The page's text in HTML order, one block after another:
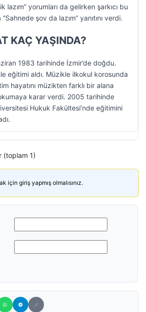
lazım” yorumları da gelirken şarkıcı bu
şov da lazım” yanıtını verdi.
KAÇ YAŞINDA?
1983 tarihinde İzmir’de doğdu.
eğitimi aldı. Müzikle ilkokul korosunda
hayatını müzikten farklı bir alana
karar verdi. 2005 tarihinde
Hukuk Fakültesi’nde eğitimini
(toplam 1)
için giriş yapmış olmalısınız.